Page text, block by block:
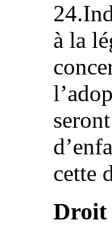
à la
cette
Droit